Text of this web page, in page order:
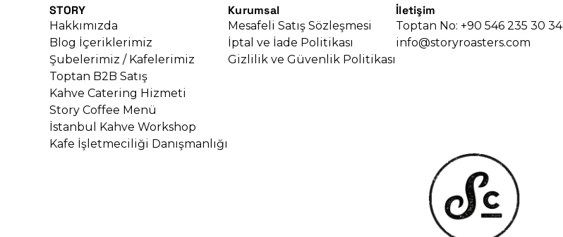
STORY
Hakkımızda
Blog İçeriklerimiz
Şubelerimiz / Kafelerimiz
Toptan B2B Satış
Kahve Catering Hizmeti
Story Coffee Menü
İstanbul Kahve Workshop
Kafe İşletmeciliği Danışmanlığı
Kurumsal
Mesafeli Satış Sözleşmesi
İptal ve İade Politikası
Gizlilik ve Güvenlik Politikası
İletişim
Toptan No: +90 546 235 30 34
info@storyroasters.com